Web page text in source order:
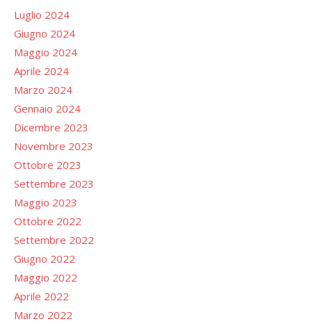
Luglio 2024
Giugno 2024
Maggio 2024
Aprile 2024
Marzo 2024
Gennaio 2024
Dicembre 2023
Novembre 2023
Ottobre 2023
Settembre 2023
Maggio 2023
Ottobre 2022
Settembre 2022
Giugno 2022
Maggio 2022
Aprile 2022
Marzo 2022